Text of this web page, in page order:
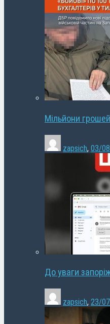
Мільйони
zapsich, 03/
До уваги
zapsich, 23/